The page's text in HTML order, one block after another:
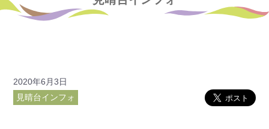
2020年6月3日
見晴台インフォ